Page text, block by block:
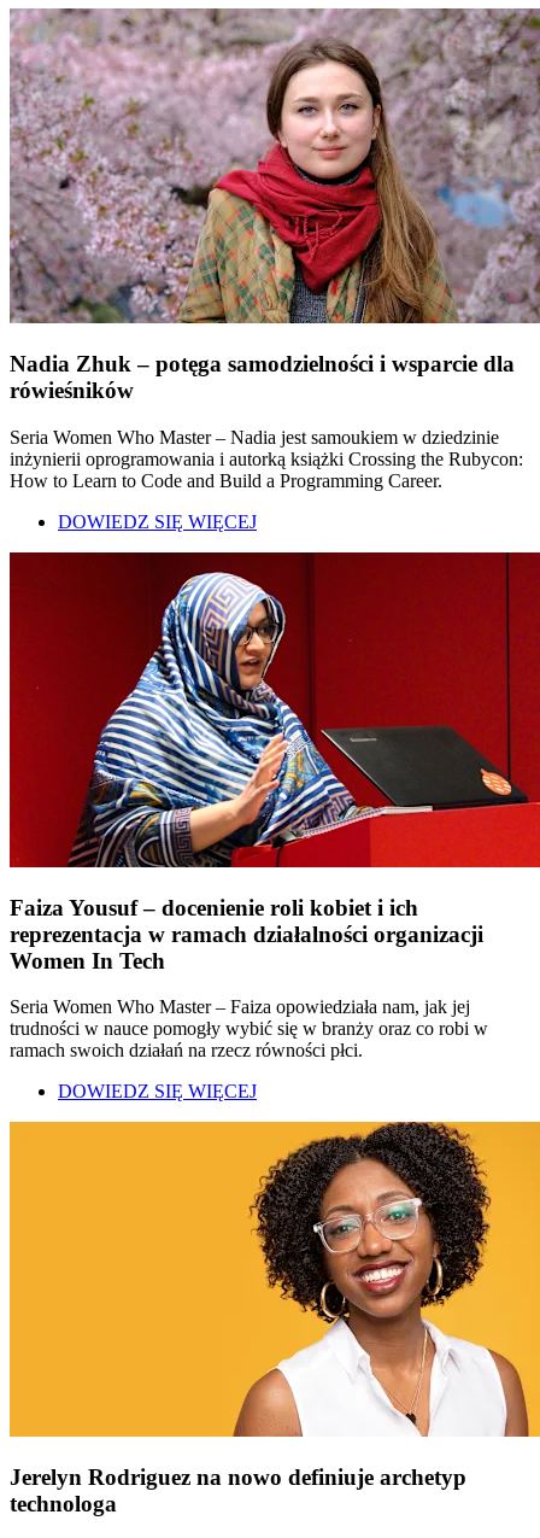
Nadia Zhuk – potęga samodzielności i wsparcie dla
rówieśników
Seria Women Who Master – Nadia jest samoukiem w dziedzinie
inżynierii oprogramowania i autorką książki Crossing the Rubycon:
How to Learn to Code and Build a Programming Career.
DOWIEDZ SIĘ WIĘCEJ
Faiza Yousuf – docenienie roli kobiet i ich
reprezentacja w ramach działalności organizacji
Women In Tech
Seria Women Who Master – Faiza opowiedziała nam, jak jej
trudności w nauce pomogły wybić się w branży oraz co robi w
ramach swoich działań na rzecz równości płci.
DOWIEDZ SIĘ WIĘCEJ
Jerelyn Rodriguez na nowo definiuje archetyp
technologa